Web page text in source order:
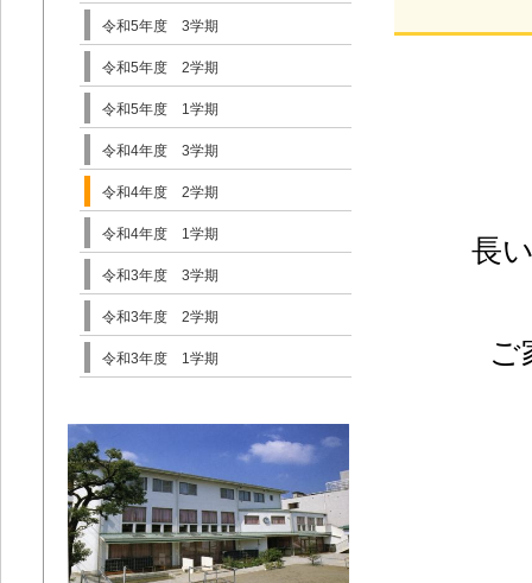
長い
ご
令和5年度 3学期
令和5年度 2学期
令和5年度 1学期
令和4年度 3学期
令和4年度 2学期
令和4年度 1学期
令和3年度 3学期
令和3年度 2学期
令和3年度 1学期